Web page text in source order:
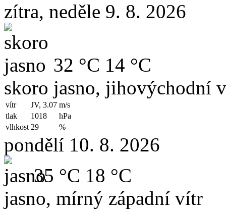
zítra, neděle 9. 8. 2026
32 °C 14 °C
skoro jasno, jihovýchodní
vítr JV, 3.07 m/s
tlak
1018
hPa
vlhkost 29 %
pondělí 10. 8. 2026
35 °C 18 °C
jasno, mírný západní vítr